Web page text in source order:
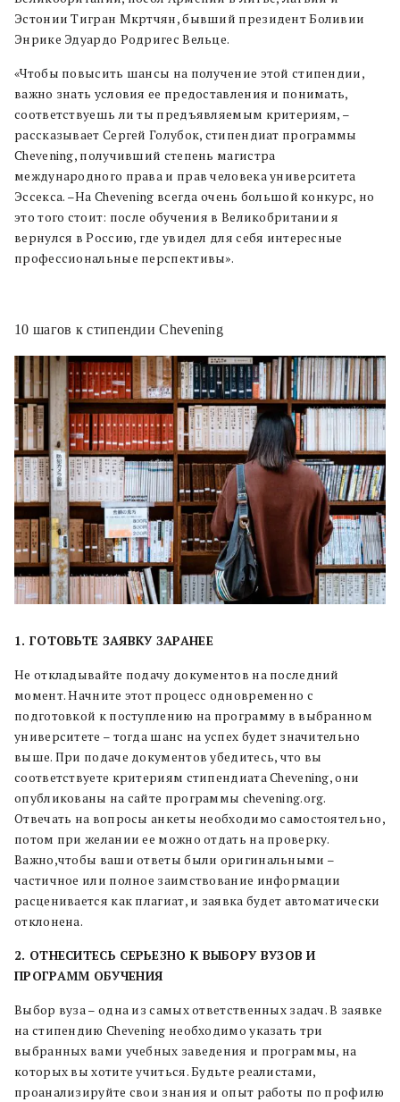
Эстонии Тигран Мкртчян, бывший президент Боливии
Энрике Эдуардо Родригес Вельце.
«Чтобы повысить шансы на получение этой стипендии,
важно знать условия ее предоставления и понимать,
соответствуешь ли ты предъявляемым критериям, –
рассказывает Сергей Голубок, стипендиат программы
Chevening, получивший степень магистра
международного права и прав человека университета
Эссекса. –На Chevening всегда очень большой конкурс, но
это того стоит: после обучения в Великобритании я
вернулся в Россию, где увидел для себя интересные
профессиональные перспективы».
10 шагов к стипендии Сhevening
1. ГОТОВЬТЕ ЗАЯВКУ ЗАРАНЕЕ
Не откладывайте подачу документов на последний
момент. Начните этот процесс одновременно с
подготовкой к поступлению на программу в выбранном
университете – тогда шанс на успех будет значительно
выше. При подаче документов убедитесь, что вы
соответствуете критериям стипендиата Chevening, они
опубликованы на сайте программы chevening.org.
Отвечать на вопросы анкеты необходимо самостоятельно,
потом при желании ее можно отдать на проверку.
Важно,чтобы ваши ответы были оригинальными –
частичное или полное заимствование информации
расценивается как плагиат, и заявка будет автоматически
отклонена.
2. ОТНЕСИТЕСЬ СЕРЬЕЗНО К ВЫБОРУ ВУЗОВ И
ПРОГРАММ ОБУЧЕНИЯ
Выбор вуза – одна из самых ответственных задач. В заявке
на стипендию Chevening необходимо указать три
выбранных вами учебных заведения и программы, на
которых вы хотите учиться. Будьте реалистами,
проанализируйте свои знания и опыт работы по профилю